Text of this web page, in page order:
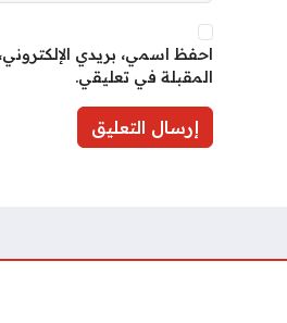
احفظ اسمي، بريدي
المقبلة في تعليقي.